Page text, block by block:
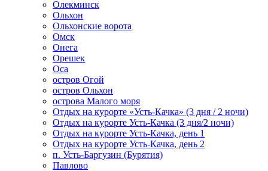
Олекминск
Ольхон
Ольхонские ворота
Омск
Онега
Орешек
Оса
остров Огой
остров Ольхон
острова Малого моря
Отдых на курорте «Усть-Качка» (3 дня / 2 ночи)
Отдых на курорте Усть-Качка (3 дня/2 ночи)
Отдых на курорте Усть-Качка, день 1
Отдых на курорте Усть-Качка, день 2
п. Усть-Баргузин (Бурятия)
Павлово